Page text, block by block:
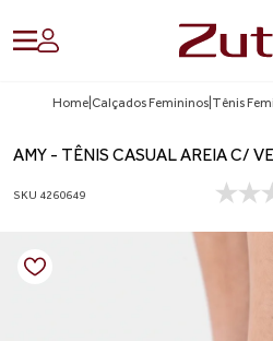
Home Calçados Femininos Tênis
AMY - TÊNIS CASUAL AREIA C/
SKU 4260649